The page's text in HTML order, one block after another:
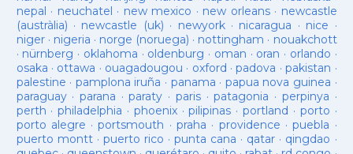
nepal · neuchatel · new mexico · new orleans· newcastle
(austràlia) · newcastle (uk) · newyork· nicaragua · nice ·
niger· nigeria · norge (noruega) · nottingham · nouakchott
· nürnberg · oklahoma · oldenburg · oman · oran · orlando ·
osaka · ottawa · ouagadougou · oxford ·padova ·pakistan ·
palestine · pamplona iruña · panama · papua nova guinea ·
paraguay· parana ·paraty · paris·patagonia · perpinya ·
perth ·philadelphia · phoenix·pilipinas ·portland · porto ·
porto alegre ·portsmouth ·praha · providence ·puebla ·
puerto montt· puerto rico ·punta cana · qatar · qingdao ·